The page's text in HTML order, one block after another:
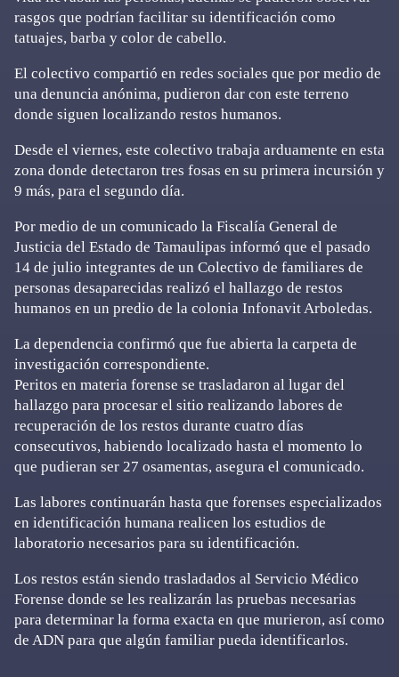
rasgos que podrían facilitar su identificación como
tatuajes, barba y color de cabello.
El colectivo compartió en redes sociales que por medio de
una denuncia anónima, pudieron dar con este terreno
donde siguen localizando restos humanos.
Desde el viernes, este colectivo trabaja arduamente en esta
zona donde detectaron tres fosas en su primera incursión y
9 más, para el segundo día.
Por medio de un comunicado la Fiscalía General de
Justicia del Estado de Tamaulipas informó que el pasado
14 de julio integrantes de un Colectivo de familiares de
personas desaparecidas realizó el hallazgo de restos
humanos en un predio de la colonia Infonavit Arboledas.
La dependencia confirmó que fue abierta la carpeta de
investigación correspondiente.
Peritos en materia forense se trasladaron al lugar del
hallazgo para procesar el sitio realizando labores de
recuperación de los restos durante cuatro días
consecutivos, habiendo localizado hasta el momento lo
que pudieran ser 27 osamentas, asegura el comunicado.
Las labores continuarán hasta que forenses especializados
en identificación humana realicen los estudios de
laboratorio necesarios para su identificación.
Los restos están siendo trasladados al Servicio Médico
Forense donde se les realizarán las pruebas necesarias
para determinar la forma exacta en que murieron, así como
de ADN para que algún familiar pueda identificarlos.